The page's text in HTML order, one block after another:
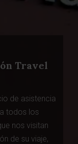
Travel
de asistencia
todos los
nos visitan
de su viaje,